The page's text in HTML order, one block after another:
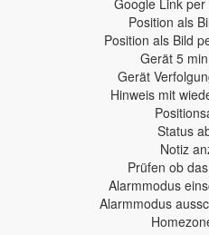
Google Link
Position als
Position als Bild
Gerät 5
Gerät
Hinweis mit
Status
Notiz
Prüfen ob
Alarmmodus
Alarmmodus